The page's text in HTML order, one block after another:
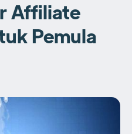
Affiliate
Pemula